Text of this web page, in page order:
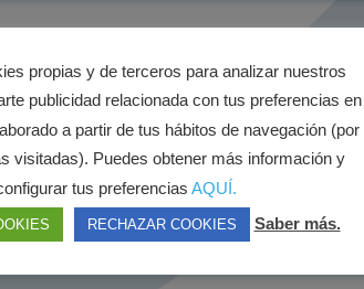
AÑOS SIN
de divorcio que le otorgaba un
a los menores hasta que las
de encuentro, sin éxito. Con nuestro
la custodia de sus hijos y la madre
familiares lógicos.
propias y de terceros para analizar nuestros
publicidad relacionada con tus preferencias en
a partir de tus hábitos de navegación (por
visitadas). Puedes obtener más información y
tus preferencias AQUÍ.
RECHAZAR COOKIES Saber más.